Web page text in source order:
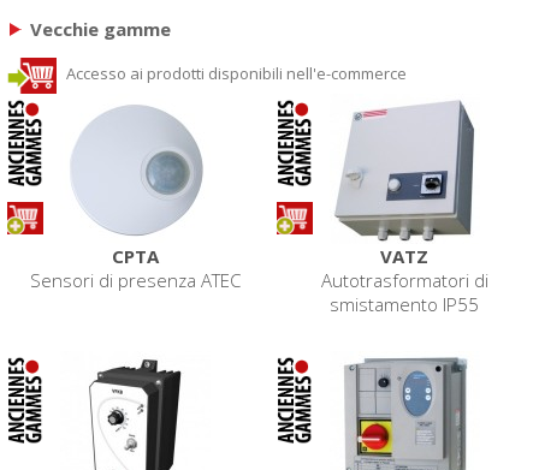
Vecchie gamme
Accesso ai prodotti disponibili nell'e-commerce
CPTA
Sensori di presenza ATEC
VATZ
Autotrasformatori di
smistamento IP55